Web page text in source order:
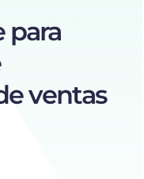
para
ventas